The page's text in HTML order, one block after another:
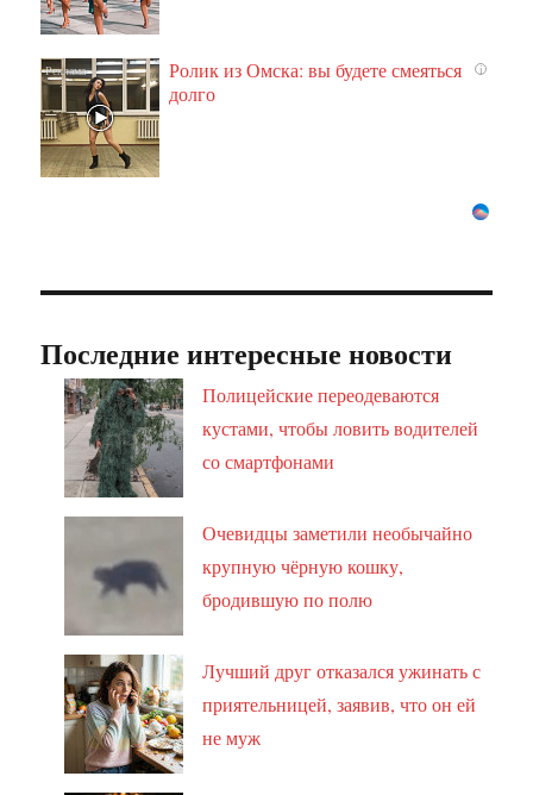
i
Ролик из Омска: вы будете смеяться
долго
Последние интересные новости
Полицейские переодеваются
кустами, чтобы ловить водителей
со смартфонами
Очевидцы заметили необычайно
крупную чёрную кошку,
бродившую по полю
Лучший друг отказался ужинать с
приятельницей, заявив, что он ей
не муж